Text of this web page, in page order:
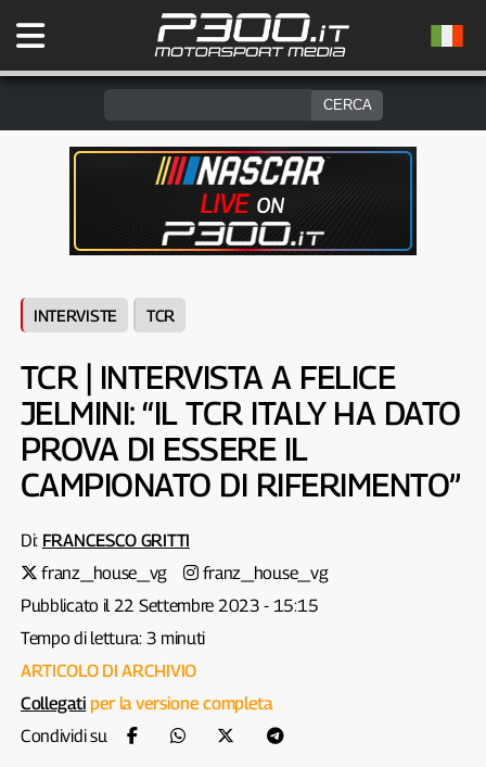
INTERVISTE TCR
TCR | INTERVISTA A FELICE
JELMINI: “IL TCR ITALY HA DATO
PROVA DI ESSERE IL
CAMPIONATO DI RIFERIMENTO”
Di: FRANCESCO GRITTI
franz_house_vg
franz_house_vg
Pubblicato il 22 Settembre 2023 - 15:15
Tempo di lettura: 3 minuti
ARTICOLO DI ARCHIVIO
Collegati per la versione completa
Condividi su